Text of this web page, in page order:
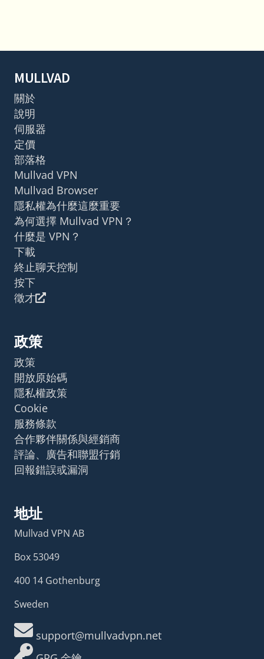
MULLVAD
關於
說明
伺服器
定價
部落格
Mullvad VPN
Mullvad Browser
隱私權為什麼這麼重要
為何選擇 Mullvad VPN？
什麼是 VPN？
下載
終止聊天控制
按下
徵才
政策
政策
開放原始碼
隱私權政策
Cookie
服務條款
合作夥伴關係與經銷商
評論、廣告和聯盟行銷
回報錯誤或漏洞
地址
Mullvad VPN AB
Box 53049
400 14 Gothenburg
Sweden
support@mullvadvpn.net